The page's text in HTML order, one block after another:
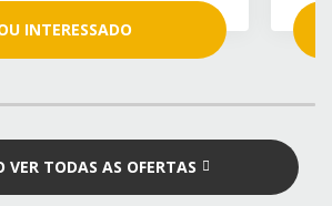
INTERESSADO
VER TODAS AS OFERTAS